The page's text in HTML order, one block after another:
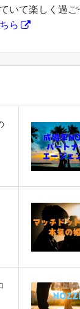
いて楽しく過
ら